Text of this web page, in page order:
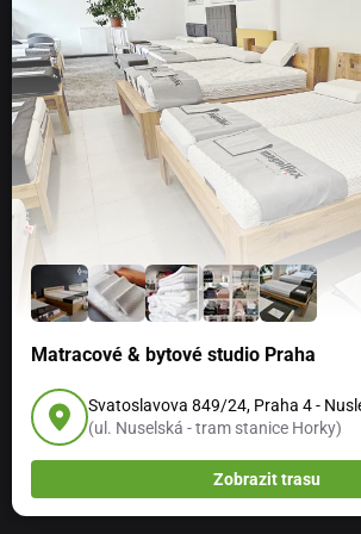
Matracové & bytové studio Praha
Svatoslavova 849/24, Praha 4 -
(ul. Nuselská - tram stanice Horky)
Zobrazit trasu